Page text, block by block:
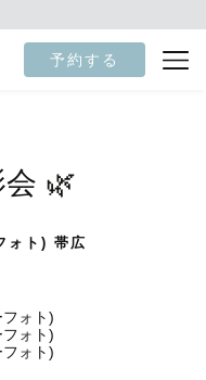
予約する
🌿
ォト) 帯広